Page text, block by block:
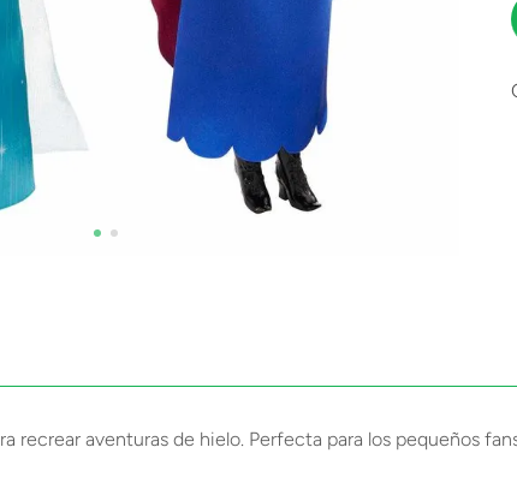
recrear aventuras de hielo. Perfecta para los pequeños